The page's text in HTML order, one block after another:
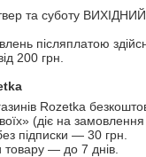
та суботу ВИХІДНИЙ
післяплатою
200 грн.
Rozetka
(діє на
підписки — 30 грн.
товару — до 7 днів.